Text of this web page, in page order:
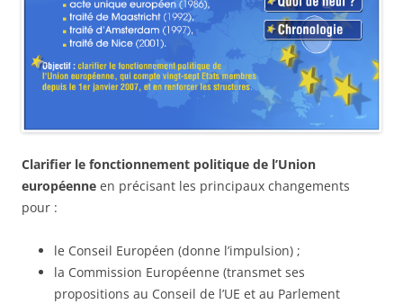
Clarifier le fonctionnement politique de l’Union
européenne en précisant les principaux changements
pour :
le Conseil Européen (donne l’impulsion) ;
la Commission Européenne (transmet ses
propositions au Conseil de l’UE et au Parlement